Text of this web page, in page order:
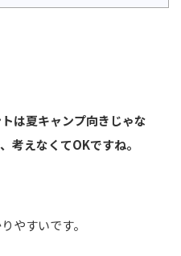
は夏キャンプ向きじゃな
考えなくてOKですね。
やすいです。